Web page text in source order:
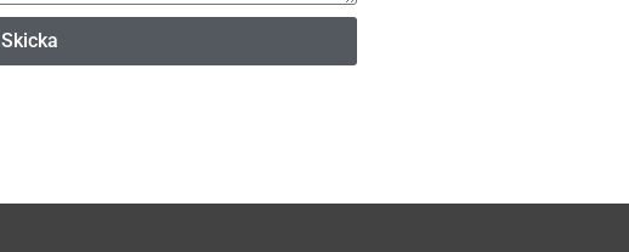
Skicka